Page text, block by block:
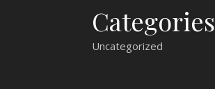
Categories
Uncategorized